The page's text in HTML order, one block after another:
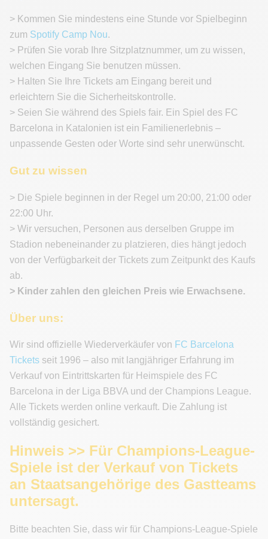
> Kommen Sie mindestens eine Stunde vor Spielbeginn
zum Spotify Camp Nou.
> Prüfen Sie vorab Ihre Sitzplatznummer, um zu wissen,
welchen Eingang Sie benutzen müssen.
> Halten Sie Ihre Tickets am Eingang bereit und
erleichtern Sie die Sicherheitskontrolle.
> Seien Sie während des Spiels fair. Ein Spiel des FC
Barcelona in Katalonien ist ein Familienerlebnis –
unpassende Gesten oder Worte sind sehr unerwünscht.
Gut zu wissen
> Die Spiele beginnen in der Regel um 20:00, 21:00 oder
22:00 Uhr.
> Wir versuchen, Personen aus derselben Gruppe im
Stadion nebeneinander zu platzieren, dies hängt jedoch
von der Verfügbarkeit der Tickets zum Zeitpunkt des Kaufs
ab.
> Kinder zahlen den gleichen Preis wie Erwachsene.
Über uns:
Wir sind offizielle Wiederverkäufer von FC Barcelona
Tickets seit 1996 – also mit langjähriger Erfahrung im
Verkauf von Eintrittskarten für Heimspiele des FC
Barcelona in der Liga BBVA und der Champions League.
Alle Tickets werden online verkauft. Die Zahlung ist
vollständig gesichert.
Hinweis >> Für Champions-League-
Spiele ist der Verkauf von Tickets
an Staatsangehörige des Gastteams
untersagt.
Bitte beachten Sie, dass wir für Champions-League-Spiele